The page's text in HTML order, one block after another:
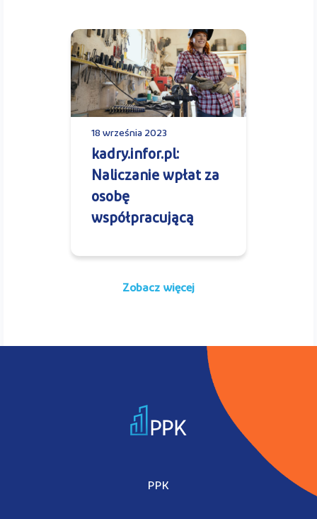
18 września 2023
kadry.infor.pl:
Naliczanie wpłat za
osobę
współpracującą
Zobacz więcej
PPK